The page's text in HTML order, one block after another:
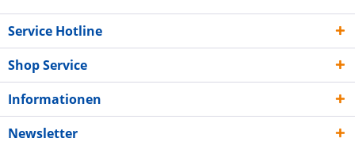
Service Hotline
Shop Service
Informationen
Newsletter